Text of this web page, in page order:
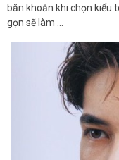
băn khoăn khi chọn kiểu
gọn sẽ làm …